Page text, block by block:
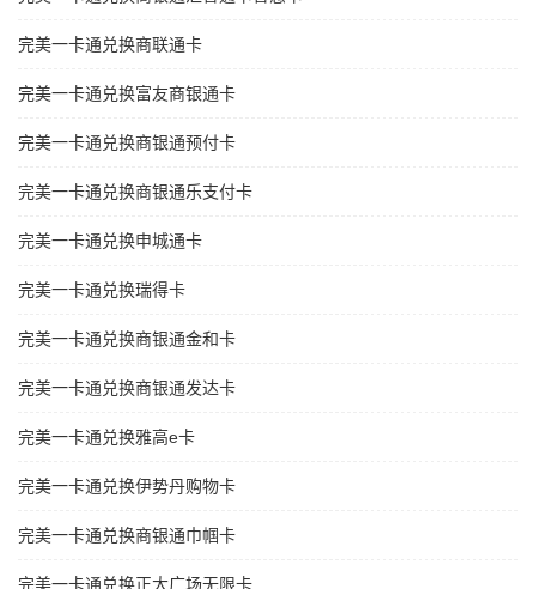
完美一卡通兑换商联通卡
完美一卡通兑换富友商银通卡
完美一卡通兑换商银通预付卡
完美一卡通兑换商银通乐支付卡
完美一卡通兑换申城通卡
完美一卡通兑换瑞得卡
完美一卡通兑换商银通金和卡
完美一卡通兑换商银通发达卡
完美一卡通兑换雅高e卡
完美一卡通兑换伊势丹购物卡
完美一卡通兑换商银通巾帼卡
完美一卡通兑换正大广场无限卡